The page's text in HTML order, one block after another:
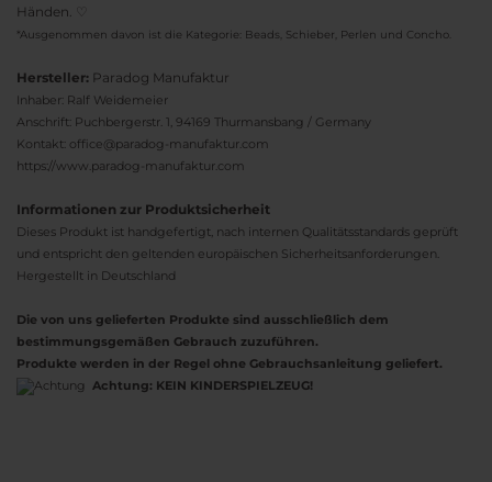
Händen. ♡
*Ausgenommen davon ist die Kategorie: Beads, Schieber, Perlen und Concho.
Hersteller: Paradog Manufaktur
Inhaber: Ralf Weidemeier
Anschrift: Puchbergerstr. 1, 94169 Thurmansbang / Germany
Kontakt: office@paradog-manufaktur.com
https://www.paradog-manufaktur.com
Informationen zur Produktsicherheit
Dieses Produkt ist handgefertigt, nach internen Qualitätsstandards geprüft
und entspricht den geltenden europäischen Sicherheitsanforderungen.
Hergestellt in Deutschland
Die von uns gelieferten Produkte sind ausschließlich dem
bestimmungsgemäßen Gebrauch zuzuführen.
Produkte werden in der Regel ohne Gebrauchsanleitung geliefert.
Achtung: KEIN KINDERSPIELZEUG!